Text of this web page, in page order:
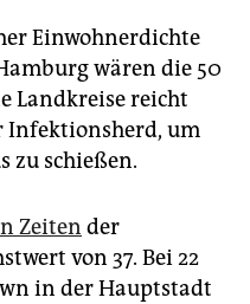
Einwohnerdichte
wären die 50
Landkreise reicht
Infektionsherd, um
zu schießen.
Zeiten der
von 37. Bei 22
in der Hauptstadt